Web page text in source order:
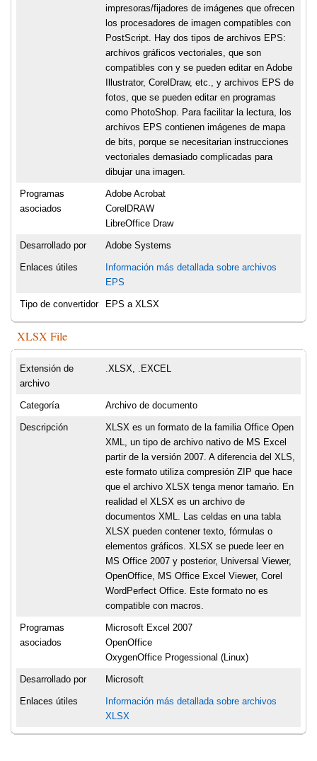
impresoras/fijadores de imágenes que ofrecen
los procesadores de imagen compatibles con
PostScript. Hay dos tipos de archivos EPS:
archivos gráficos vectoriales, que son
compatibles con y se pueden editar en Adobe
Illustrator, CorelDraw, etc., y archivos EPS de
fotos, que se pueden editar en programas
como PhotoShop. Para facilitar la lectura, los
archivos EPS contienen imágenes de mapa
de bits, porque se necesitarian instrucciones
vectoriales demasiado complicadas para
dibujar una imagen.
Programas
asociados
Adobe Acrobat
CorelDRAW
LibreOffice Draw
Desarrollado por Adobe Systems
Enlaces útiles
Información más detallada sobre archivos
EPS
Tipo de convertidor EPS a XLSX
XLSX File
Extensión de
archivo
.XLSX, .EXCEL
Categoría Archivo de documento
Descripción
XLSX es un formato de la familia Office Open
XML, un tipo de archivo nativo de MS Excel
partir de la versión 2007. A diferencia del XLS,
este formato utiliza compresión ZIP que hace
que el archivo XLSX tenga menor tamańo. En
realidad el XLSX es un archivo de
documentos XML. Las celdas en una tabla
XLSX pueden contener texto, fórmulas o
elementos gráficos. XLSX se puede leer en
MS Office 2007 y posterior, Universal Viewer,
OpenOffice, MS Office Excel Viewer, Corel
WordPerfect Office. Este formato no es
compatible con macros.
Programas
asociados
Microsoft Excel 2007
OpenOffice
OxygenOffice Progessional (Linux)
Desarrollado por Microsoft
Enlaces útiles
Información más detallada sobre archivos
XLSX